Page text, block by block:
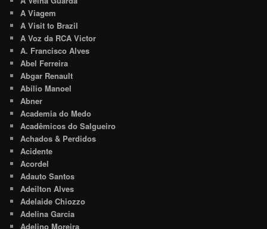
A Viagem
A Visit to Brazil
A Voz da RCA Victor
A. Francisco Alves
Abel Ferreira
Abgar Renault
Abílio Manoel
Abner
Academia do Medo
Acadêmicos do Salgueiro
Achados & Perdidos
Acidente
Acordel
Adauto Santos
Adeilton Alves
Adelaide Chiozzo
Adelina Garcia
Adelino Moreira